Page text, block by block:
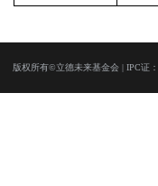
版权所有©立德未来基金会 | IPC证：